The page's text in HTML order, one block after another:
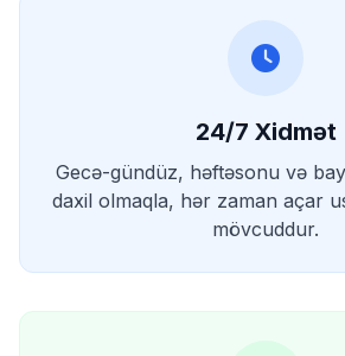
24/7 Xidmət
Gecə-gündüz, həftəsonu və
daxil olmaqla, hər zaman açar
mövcuddur.